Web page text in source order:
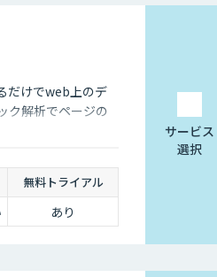
だけでweb上のデ
ク解析でページの
無料トライアル
あり
サービス
選択